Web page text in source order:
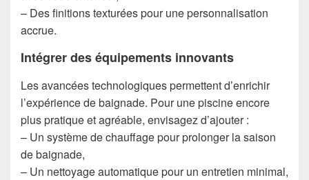
– Des finitions texturées pour une personnalisation
accrue.
Intégrer des équipements innovants
Les avancées technologiques permettent d’enrichir
l’expérience de baignade. Pour une piscine encore
plus pratique et agréable, envisagez d’ajouter :
– Un système de chauffage pour prolonger la saison
de baignade,
– Un nettoyage automatique pour un entretien minimal,